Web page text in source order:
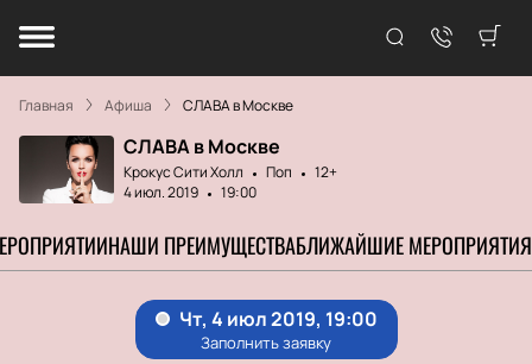
Главная Афиша СЛАВА в Москве
СЛАВА в Москве
Крокус Сити Холл Поп
12+
4 июл. 2019
19:00
НАШИ ПРЕИМУЩЕСТВАБЛИЖАЙШИЕ МЕРОПРИЯТИЯ